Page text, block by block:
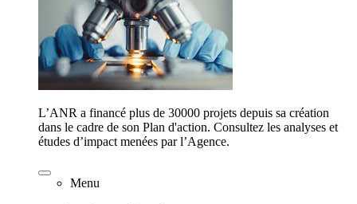
L’ANR a financé plus de 30000 projets depuis sa création
dans le cadre de son Plan d'action. Consultez les analyses et
études d’impact menées par l’Agence.
Menu